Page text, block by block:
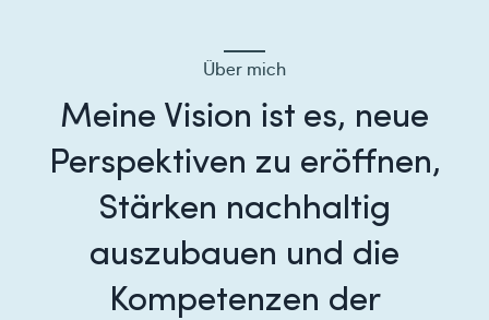
Über mich
Meine Vision ist es, neue
Perspektiven zu eröffnen,
Stärken nachhaltig
auszubauen und die
Kompetenzen der